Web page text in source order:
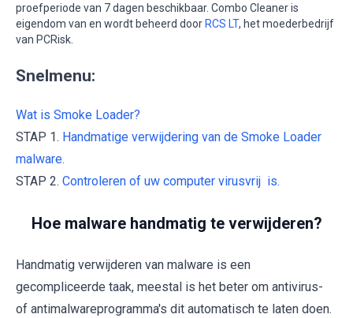
proefperiode van 7 dagen beschikbaar. Combo Cleaner is
eigendom van en wordt beheerd door RCS LT, het moederbedrijf
van PCRisk.
Snelmenu:
Wat is Smoke Loader?
STAP 1. Handmatige verwijdering van de Smoke Loader
malware.
STAP 2. Controleren of uw computer virusvrij is.
Hoe malware handmatig te verwijderen?
Handmatig verwijderen van malware is een
gecompliceerde taak, meestal is het beter om antivirus-
of antimalwareprogramma's dit automatisch te laten doen.